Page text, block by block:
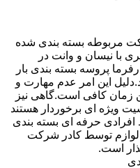
مربوطه بسته بندی شده
با نیسان و وانت در
پروسه بسته بندی بار
این امر عدم مهارت و
زمان کافی است.گاهی نیز
ویژه ای برخوردار هستند
حرفه ای بسته بندی
لوازم توسط کادر شرکت
است.